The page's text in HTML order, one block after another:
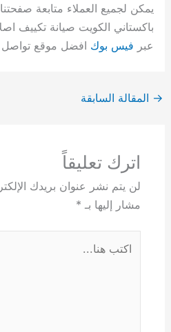
يمكن لجميع العملاء متابعة
باكستاني الكويت صيانة تكييف
عبر فيس بوك افضل موقع تواصل
→ المقالة السابقة
اترك تعليقاً
لن يتم نشر عنوان بريدك
مشار إليها بـ *